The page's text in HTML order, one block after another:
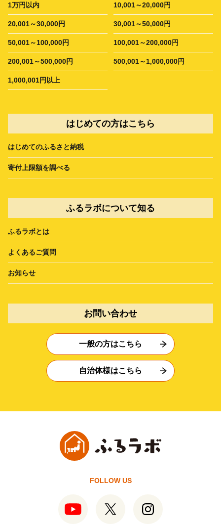
1万円以内 10,001～20,000円
20,001～30,000円 30,001～50,000円
50,001～100,000円 100,001～200,000円
200,001～500,000円 500,001～1,000,000円
1,000,001円以上
はじめての方はこちら
はじめてのふるさと納税
寄付上限額を調べる
ふるラボについて知る
ふるラボとは
よくあるご質問
お知らせ
お問い合わせ
一般の方はこちら
自治体様はこちら
FOLLOW US